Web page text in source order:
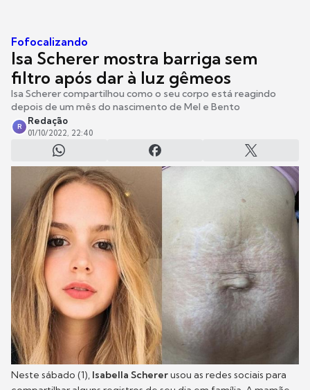
Fofocalizando
Isa Scherer mostra barriga sem
filtro após dar à luz gêmeos
Isa Scherer compartilhou como o seu corpo está reagindo
depois de um mês do nascimento de Mel e Bento
R
Redação
01/10/2022, 22:40
Neste sábado (1), Isabella Schererusou as redes sociais para